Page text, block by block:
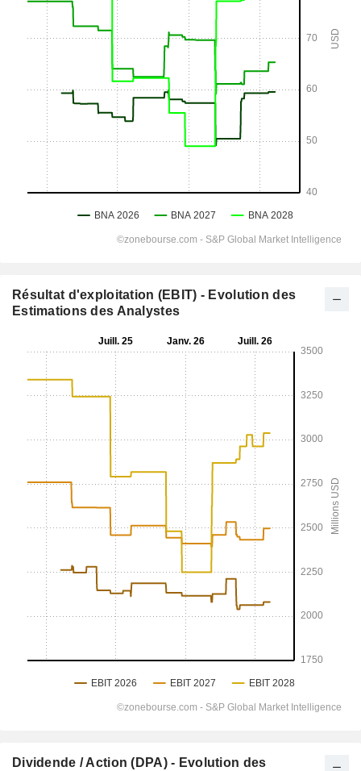
Résultat d'exploitation (EBIT) - Evolution des
Estimations des Analystes
Dividende / Action (DPA) - Evolution des